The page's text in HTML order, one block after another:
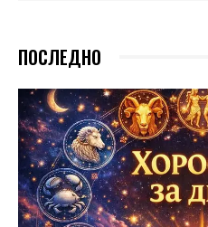
ПОСЛЕДНО